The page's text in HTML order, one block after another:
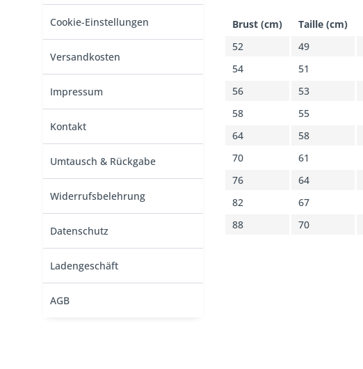
Cookie-Einstellungen
Versandkosten
Impressum
Kontakt
Umtausch & Rückgabe
Widerrufsbelehrung
Datenschutz
Ladengeschäft
AGB
Brust (cm) Taille (cm)
52
49
54
51
56
53
58
55
64
58
70
61
76
64
82
67
88
70